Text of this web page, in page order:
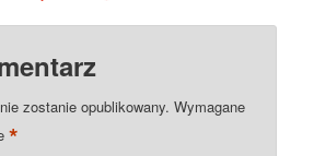
zostanie opublikowany. Wymagane
*